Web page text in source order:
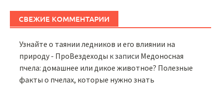
СВЕЖИЕ КОММЕНТАРИИ
Узнайте о таянии ледников и его влиянии на
природу - ПроВездеходы к записи Медоносная
пчела: домашнее или дикое животное? Полезные
факты о пчелах, которые нужно знать